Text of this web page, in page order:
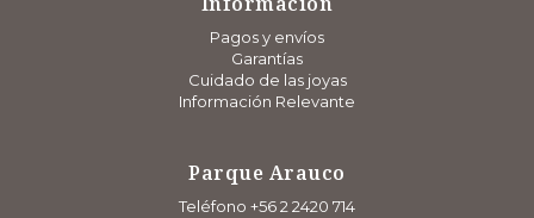
Pagos y envíos
Garantías
Cuidado de las joyas
Información Relevante
Parque Arauco
Teléfono +56 2 2420 714